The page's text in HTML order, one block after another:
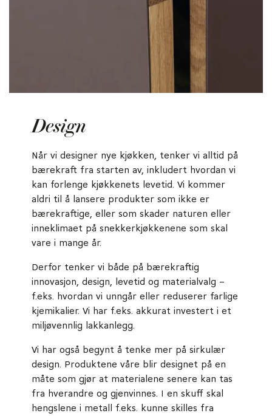
Design
Når vi designer nye kjøkken, tenker vi alltid på
bærekraft fra starten av, inkludert hvordan vi
kan forlenge kjøkkenets levetid. Vi kommer
aldri til å lansere produkter som ikke er
bærekraftige, eller som skader naturen eller
inneklimaet på snekkerkjøkkenene som skal
vare i mange år.
Derfor tenker vi både på bærekraftig
innovasjon, design, levetid og materialvalg –
f.eks. hvordan vi unngår eller reduserer farlige
kjemikalier. Vi har f.eks. akkurat investert i et
miljøvennlig lakkanlegg.
Vi har også begynt å tenke mer på sirkulær
design. Produktene våre blir designet på en
måte som gjør at materialene senere kan tas
fra hverandre og gjenvinnes. I en skuff skal
hengslene i metall f.eks. kunne skilles fra